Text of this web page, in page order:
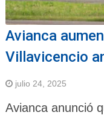
Avianca
Villavicencio
julio 24, 2025
Avianca anunció